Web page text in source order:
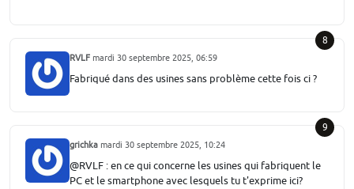
8
RVLF mardi 30 septembre 2025, 06:59
Fabriqué dans des usines sans problème cette fois ci ?
9
grichka mardi 30 septembre 2025, 10:24
@RVLF : en ce qui concerne les usines qui fabriquent le
PC et le smartphone avec lesquels tu t'exprime ici?